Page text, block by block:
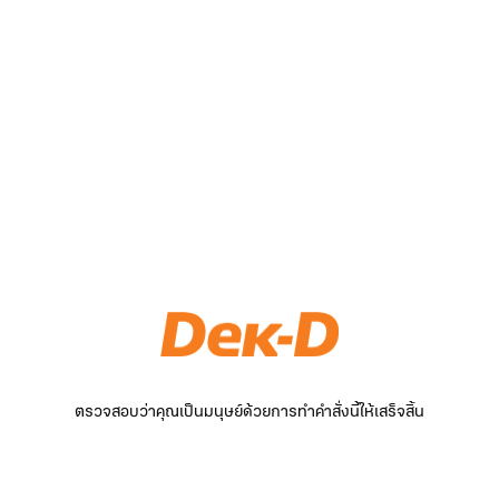
ตรวจสอบว่าคุณเป็นมนุษย์ด้วยการทำคำสั่งนี้ให้เสร็จสิ้น